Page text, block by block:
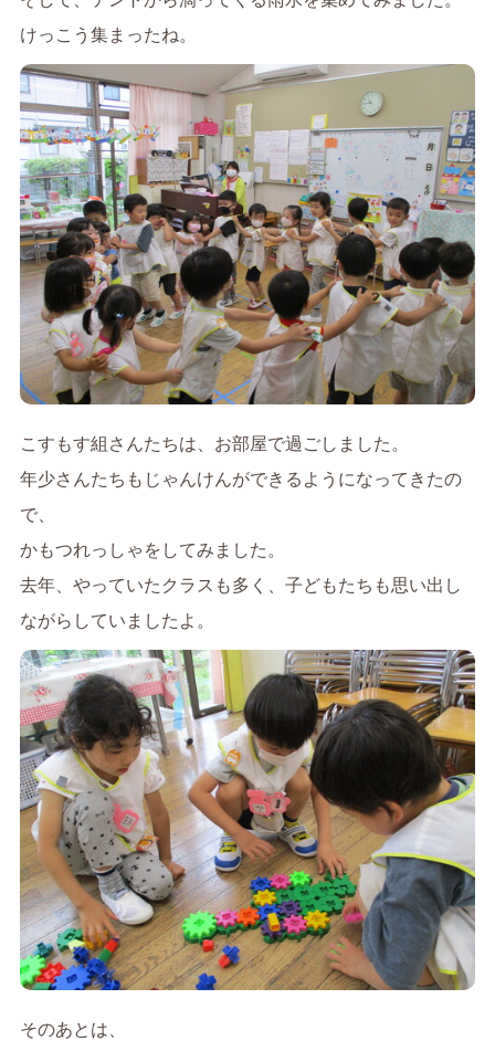
けっこう集まったね。
こすもす組さんたちは、お部屋で過ごしました。
年少さんたちもじゃんけんができるようになってきたの
で、
かもつれっしゃをしてみました。
去年、やっていたクラスも多く、子どもたちも思い出し
ながらしていましたよ。
そのあとは、